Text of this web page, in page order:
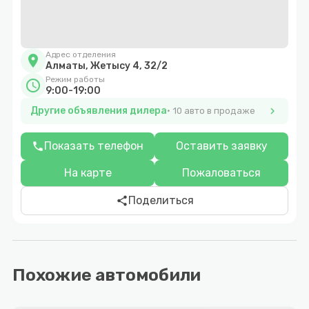
location_on Адрес отделения
Алматы, Жетысу 4, 32/2
schedule Режим работы
9:00-19:00
Другие объявления дилера
10 авто в продаже chevron_right
phoneПоказать телефон Оставить заявку
На карте Пожаловаться
shareПоделиться
Похожие автомобили